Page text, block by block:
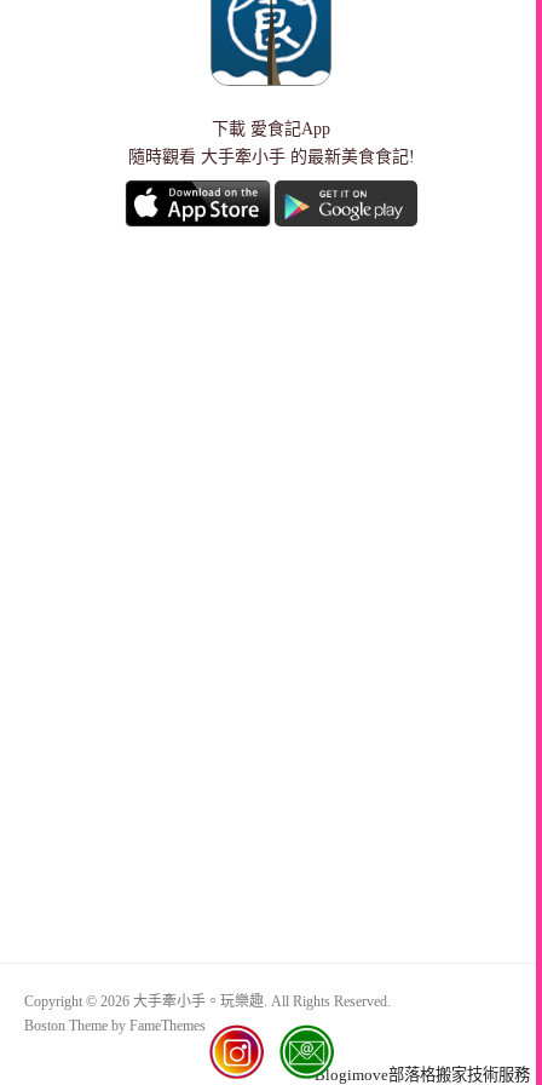
下載 愛食記App
隨時觀看 大手牽小手 的最新美食食記!
Copyright © 2026 大手牽小手。玩樂趣. All Rights Reserved.
Boston Theme by FameThemes
Blogimove部落格搬家技術服務